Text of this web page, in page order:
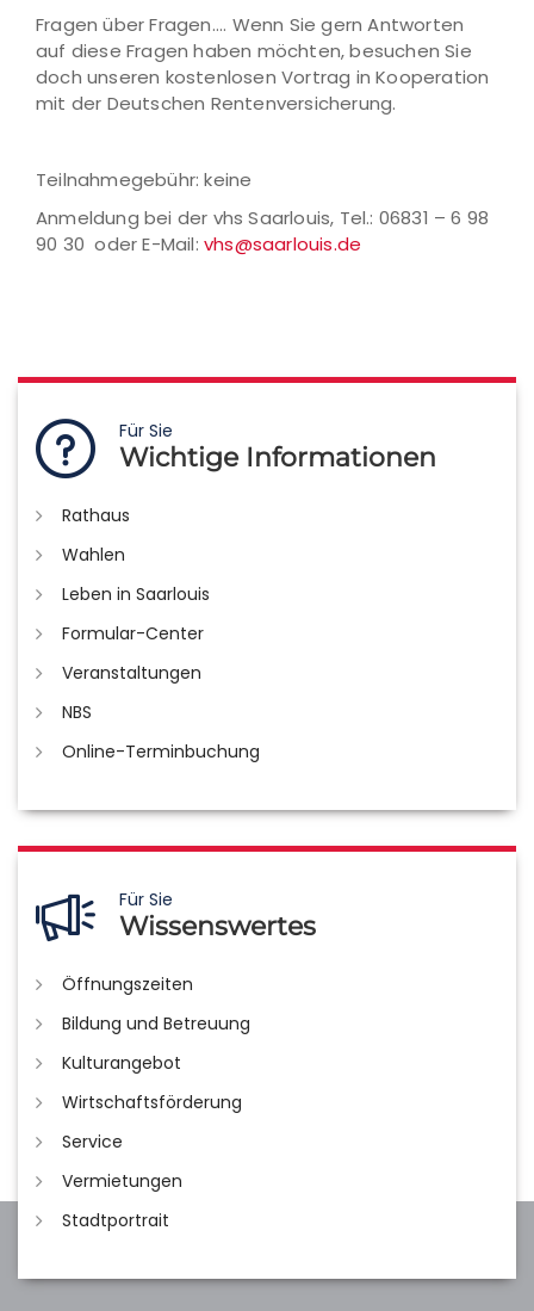
Fragen über Fragen.... Wenn Sie gern Antworten
auf diese Fragen haben möchten, besuchen Sie
doch unseren kostenlosen Vortrag in Kooperation
mit der Deutschen Rentenversicherung.
Teilnahmegebühr: keine
Anmeldung bei der vhs Saarlouis, Tel.: 06831 – 6 98
90 30 oder E-Mail: vhs@saarlouis.de
Für Sie
Wichtige Informationen
Rathaus
Wahlen
Leben in Saarlouis
Formular-Center
Veranstaltungen
NBS
Online-Terminbuchung
Für Sie
Wissenswertes
Öffnungszeiten
Bildung und Betreuung
Kulturangebot
Wirtschaftsförderung
Service
Vermietungen
Stadtportrait